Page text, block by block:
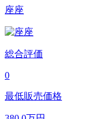
座座
総合評価
0
最低販売価格